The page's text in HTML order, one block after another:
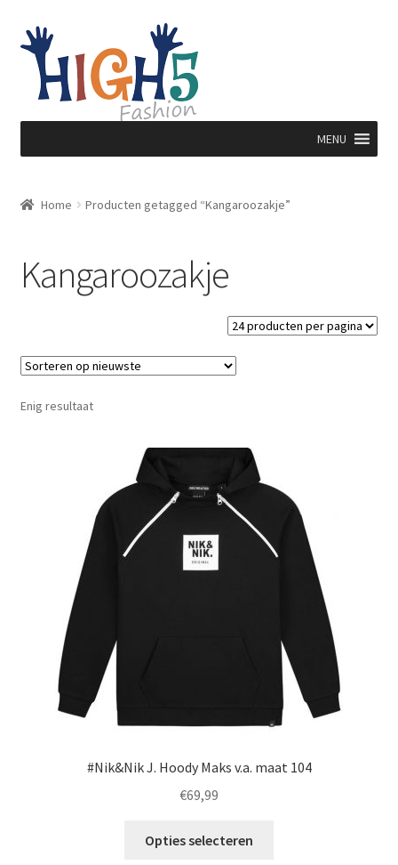
Ga
door
naar
navigatie
Ga
direct
naar
inhoud
MENU
Home Producten getagged “Kangaroozakje”
Kangaroozakje
Enig resultaat
#Nik&Nik J. Hoody Maks v.a. maat 104
€69,99
Opties selecteren